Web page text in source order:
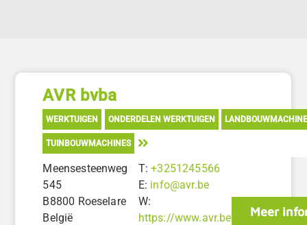
AVR bvba
WERKTUIGEN ONDERDELEN WERKTUIGEN
TUINBOUWMACHINES
Meensesteenweg
545
B8800 Roeselare
België
T:+3251245566
E: info@avr.be
W:
https://www.avr.be
Meer